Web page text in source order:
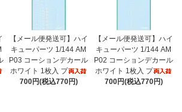
【メール便発送可】ハイ
キューパーツ 1/144 AM
P03 コーションデカール
ホワイト 1枚入 プ
700円(税込770円)
【メール便発送可】ハイ
キューパーツ 1/144 AM
P02 コーションデカール
ホワイト 1枚入 プ
700円(税込770円)